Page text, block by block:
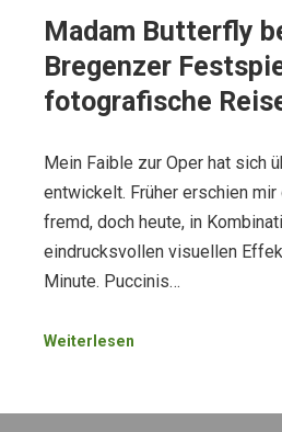
Madam Butterfly
Bregenzer
fotografische
Mein Faible zur Oper hat sich
entwickelt. Früher erschien mir
fremd, doch heute, in
eindrucksvollen visuellen
Minute. Puccinis…
Weiterlesen